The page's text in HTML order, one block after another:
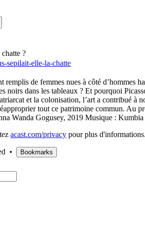
?
sepilait-elle-la-chatte
remplis de femmes nues à côté d’hommes
noirs dans les tableaux ? Et pourquoi
et la colonisation, l’art a contribué à
tout ce patrimoine commun. Au
Wanda Gogusey, 2019 Musique :
acast.com/privacy pour plus d'informations.
• Bookmarks